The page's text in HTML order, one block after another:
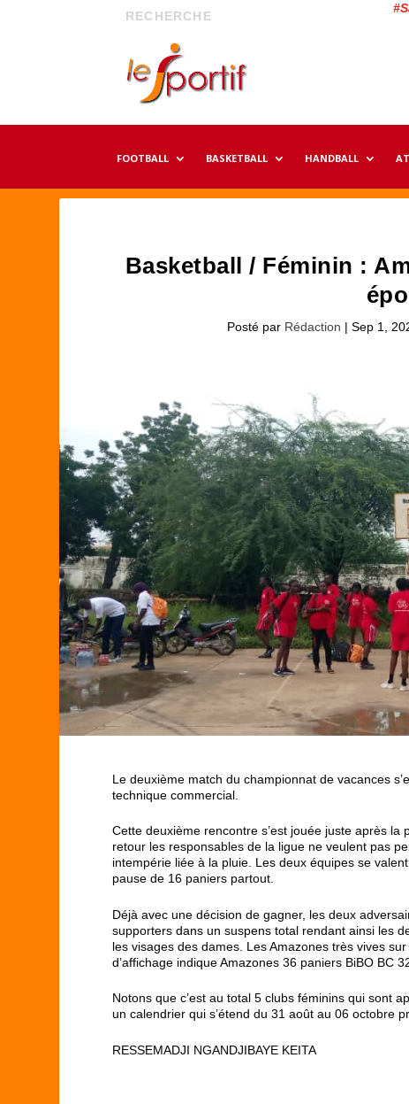
FOOTBALL BASKETBALL HANDBALL
Basketball / Féminin :
Posté par Rédaction | Sep 1,
Le deuxième match du championnat de vacances
technique commercial.
Cette deuxième rencontre s’est jouée juste après
retour les responsables de la ligue ne veulent pas
intempérie liée à la pluie. Les deux équipes se
pause de 16 paniers partout.
Déjà avec une décision de gagner, les deux
supporters dans un suspens total rendant ainsi les
les visages des dames. Les Amazones très vives
d’affichage indique Amazones 36 paniers BiBO BC
Notons que c’est au total 5 clubs féminins qui sont
un calendrier qui s’étend du 31 août au 06 octobre
RESSEMADJI NGANDJIBAYE KEITA